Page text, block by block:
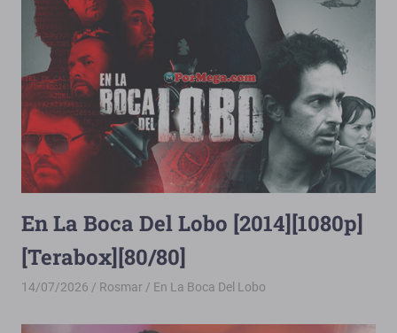
En La Boca Del Lobo [2014][1080p]
[Terabox][80/80]
14/07/2026 Rosmar En La Boca Del Lobo